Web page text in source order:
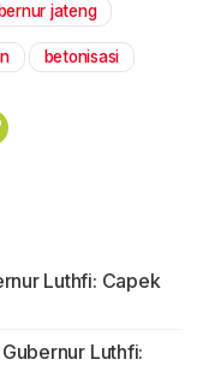
Mute
jateng
betonisasi
Luthfi: Capek
Luthfi: